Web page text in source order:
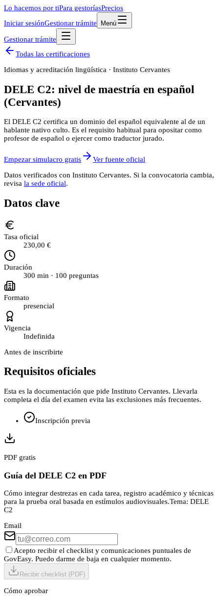
Lo hacemos por tiPara gestoríasPrecios
Iniciar sesiónGestionar trámite Menú
Gestionar trámite
Todas las certificaciones
Idiomas y acreditación lingüística · Instituto Cervantes
DELE C2: nivel de maestría en español
(Cervantes)
El DELE C2 certifica un dominio del español equivalente al de un
hablante nativo culto. Es el requisito habitual para opositar como
profesor de español o ejercer como traductor jurado.
Empezar simulacro gratis
Ver fuente oficial
Datos verificados con Instituto Cervantes. Si la convocatoria cambia,
revisa la sede oficial.
Datos clave
Tasa oficial
230,00 €
Duración
300 min · 100 preguntas
Formato
presencial
Vigencia
Indefinida
Antes de inscribirte
Requisitos oficiales
Esta es la documentación que pide Instituto Cervantes. Llevarla
completa el día del examen evita las exclusiones más frecuentes.
Inscripción previa
PDF gratis
Guía del DELE C2 en PDF
Cómo integrar destrezas en cada tarea, registro académico y técnicas
para la prueba oral basada en estímulos audiovisuales.Tema: DELE
C2
Email
Acepto recibir el checklist y comunicaciones puntuales de
GovEasy. Puedo darme de baja en cualquier momento.
Recibir checklist (PDF)
Cómo aprobar